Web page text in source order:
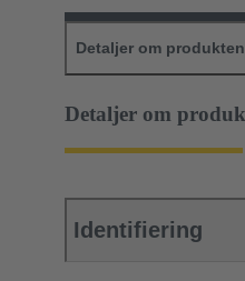
Detaljer om produkten
Detaljer om
Identifiering